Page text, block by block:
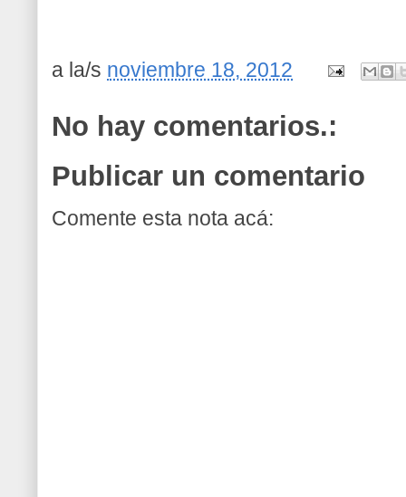
a la/s noviembre 18, 2012
No hay comentarios.:
Publicar un comentario
Comente esta nota acá: